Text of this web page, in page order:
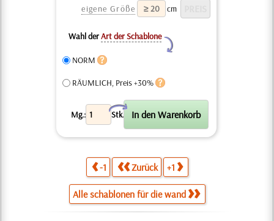
eigene Größe
cm
Wahl derArt der Schablone
Y
NORM
RÄUMLICH, Preis +30%
Mg.: Stk.
X
-1 Zurück +1
Alle schablonen für die wand